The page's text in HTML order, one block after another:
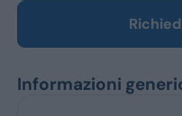
Informazioni